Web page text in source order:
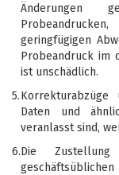
Änderungen
geringfügigen
Probeandruck im
ist unschädlich.
5.Korrekturabzüge
Daten und
veranlasst sind,
6.Die